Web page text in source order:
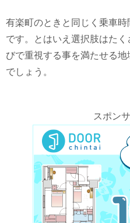
有楽町のときと同じく乗車
です。とはいえ選択肢はた
びで重視する事を満たせる
でしょう。
スポン